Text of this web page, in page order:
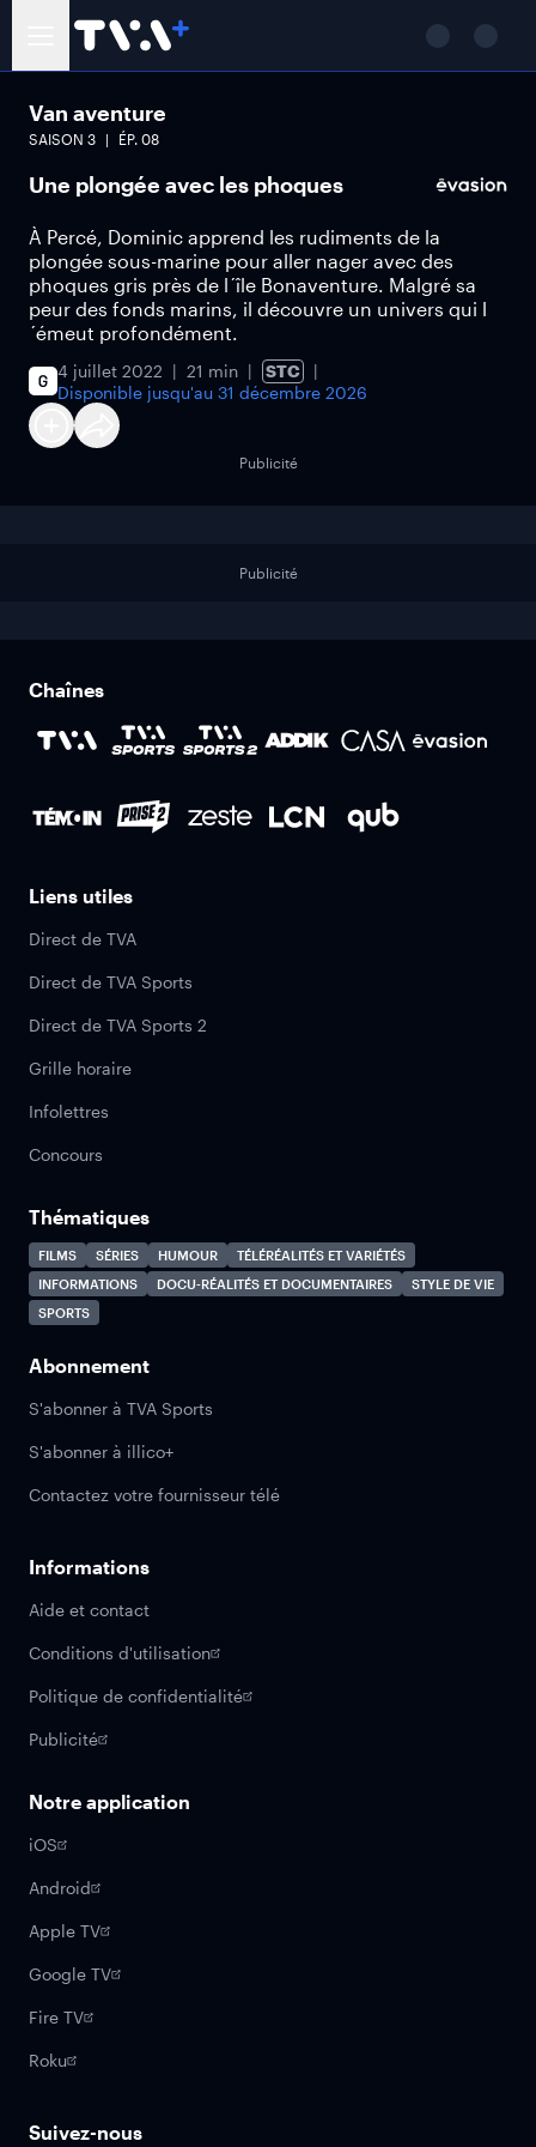
Van aventure
SAISON 3 ÉP. 08
Une plongée avec les phoques
À Percé, Dominic apprend les rudiments de la
plongée sous-marine pour aller nager avec des
phoques gris près de l´île Bonaventure. Malgré sa
peur des fonds marins, il découvre un univers qui l
´émeut profondément.
4 juillet 2022 21 min
STC
Disponible jusqu'au 31 décembre 2026
Publicité
Publicité
Chaînes
Liens utiles
Direct de TVA
Direct de TVA Sports
Direct de TVA Sports 2
Grille horaire
Infolettres
Concours
Thématiques
FILMS SÉRIES HUMOUR
TÉLÉRÉALITÉS ET VARIÉTÉS
INFORMATIONS
DOCU-RÉALITÉS ET DOCUMENTAIRES
STYLE DE VIE
SPORTS
Abonnement
S'abonner à TVA Sports
S'abonner à illico+
Contactez votre fournisseur télé
Informations
Aide et contact
Conditions d'utilisation
Politique de confidentialité
Publicité
Notre application
iOS
Android
Apple TV
Google TV
Fire TV
Roku
Suivez-nous